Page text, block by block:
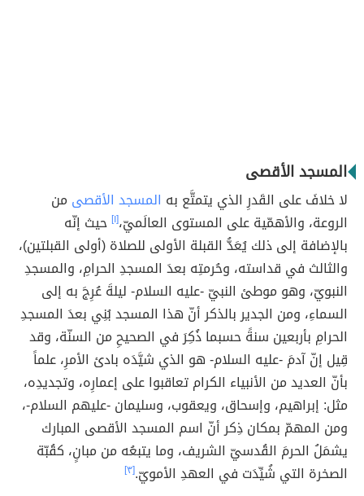
المسجد الأقصى
لا خلافَ على القَدرِ الذي يتمتَّع به المسجد الأقصى من
الروعة، والأهمّية على المستوى العالَميّ،[١] حيث إنّه
بالإضافة إلى ذلك يُعَدُّ القبلة الأولى للصلاة (أولى القبلتين)،
والثالث في قداسته، وحُرمتِه بعدَ المسجدِ الحرامِ، والمسجدِ
النبويّ، وهو موطئ النبيّ -عليه السلام- ليلةَ عُرِجَ به إلى
السماءِ، ومن الجدير بالذكر أنّ هذا المسجد بُنِي بعدَ المسجدِ
الحرامِ بأربعين سنةً حسبما ذُكِرَ في الصحيحِ من السنّة، وقد
قِيل إنّ آدمَ -عليه السلام- هو الذي شيَّدَه بادئ الأمرِ، علماً
بأنّ العديد من الأنبياء الكرام تعاقبوا على إعمارِه، وتجديدِه،
مثل: إبراهيم، وإسحاق، ويعقوب، وسليمان -عليهم السلام-،
ومن المهمّ بمكان ذِكر أنّ اسم المسجد الأقصى المبارك
يشمَلُ الحرمَ القُدسيّ الشريف، وما يتبعُه من مبانٍ، كقُبّة
الصخرة التي شُيِّدَت في العهدِ الأمويّ.[٣]